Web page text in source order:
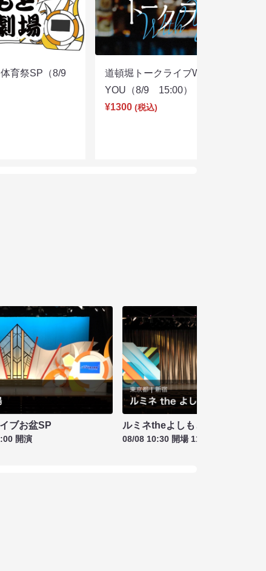
体育祭SP（8/9
道頓堀トークライブWITH
YOU（8/9 15:00）
¥1300 (税込)
ブお盆SP
開演
ルミネtheよしもと お盆特別興行
08/08 10:30 開場 11:00 開演